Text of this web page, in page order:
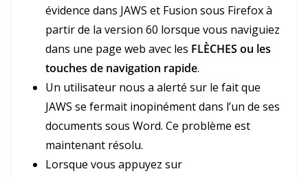
évidence dans JAWS et Fusion sous Firefox à
partir de la version 60 lorsque vous naviguiez
dans une page web avec les FLÈCHES ou les
touches de navigation rapide.
Un utilisateur nous a alerté sur le fait que
JAWS se fermait inopinément dans l’un de ses
documents sous Word. Ce problème est
maintenant résolu.
Lorsque vous appuyez sur